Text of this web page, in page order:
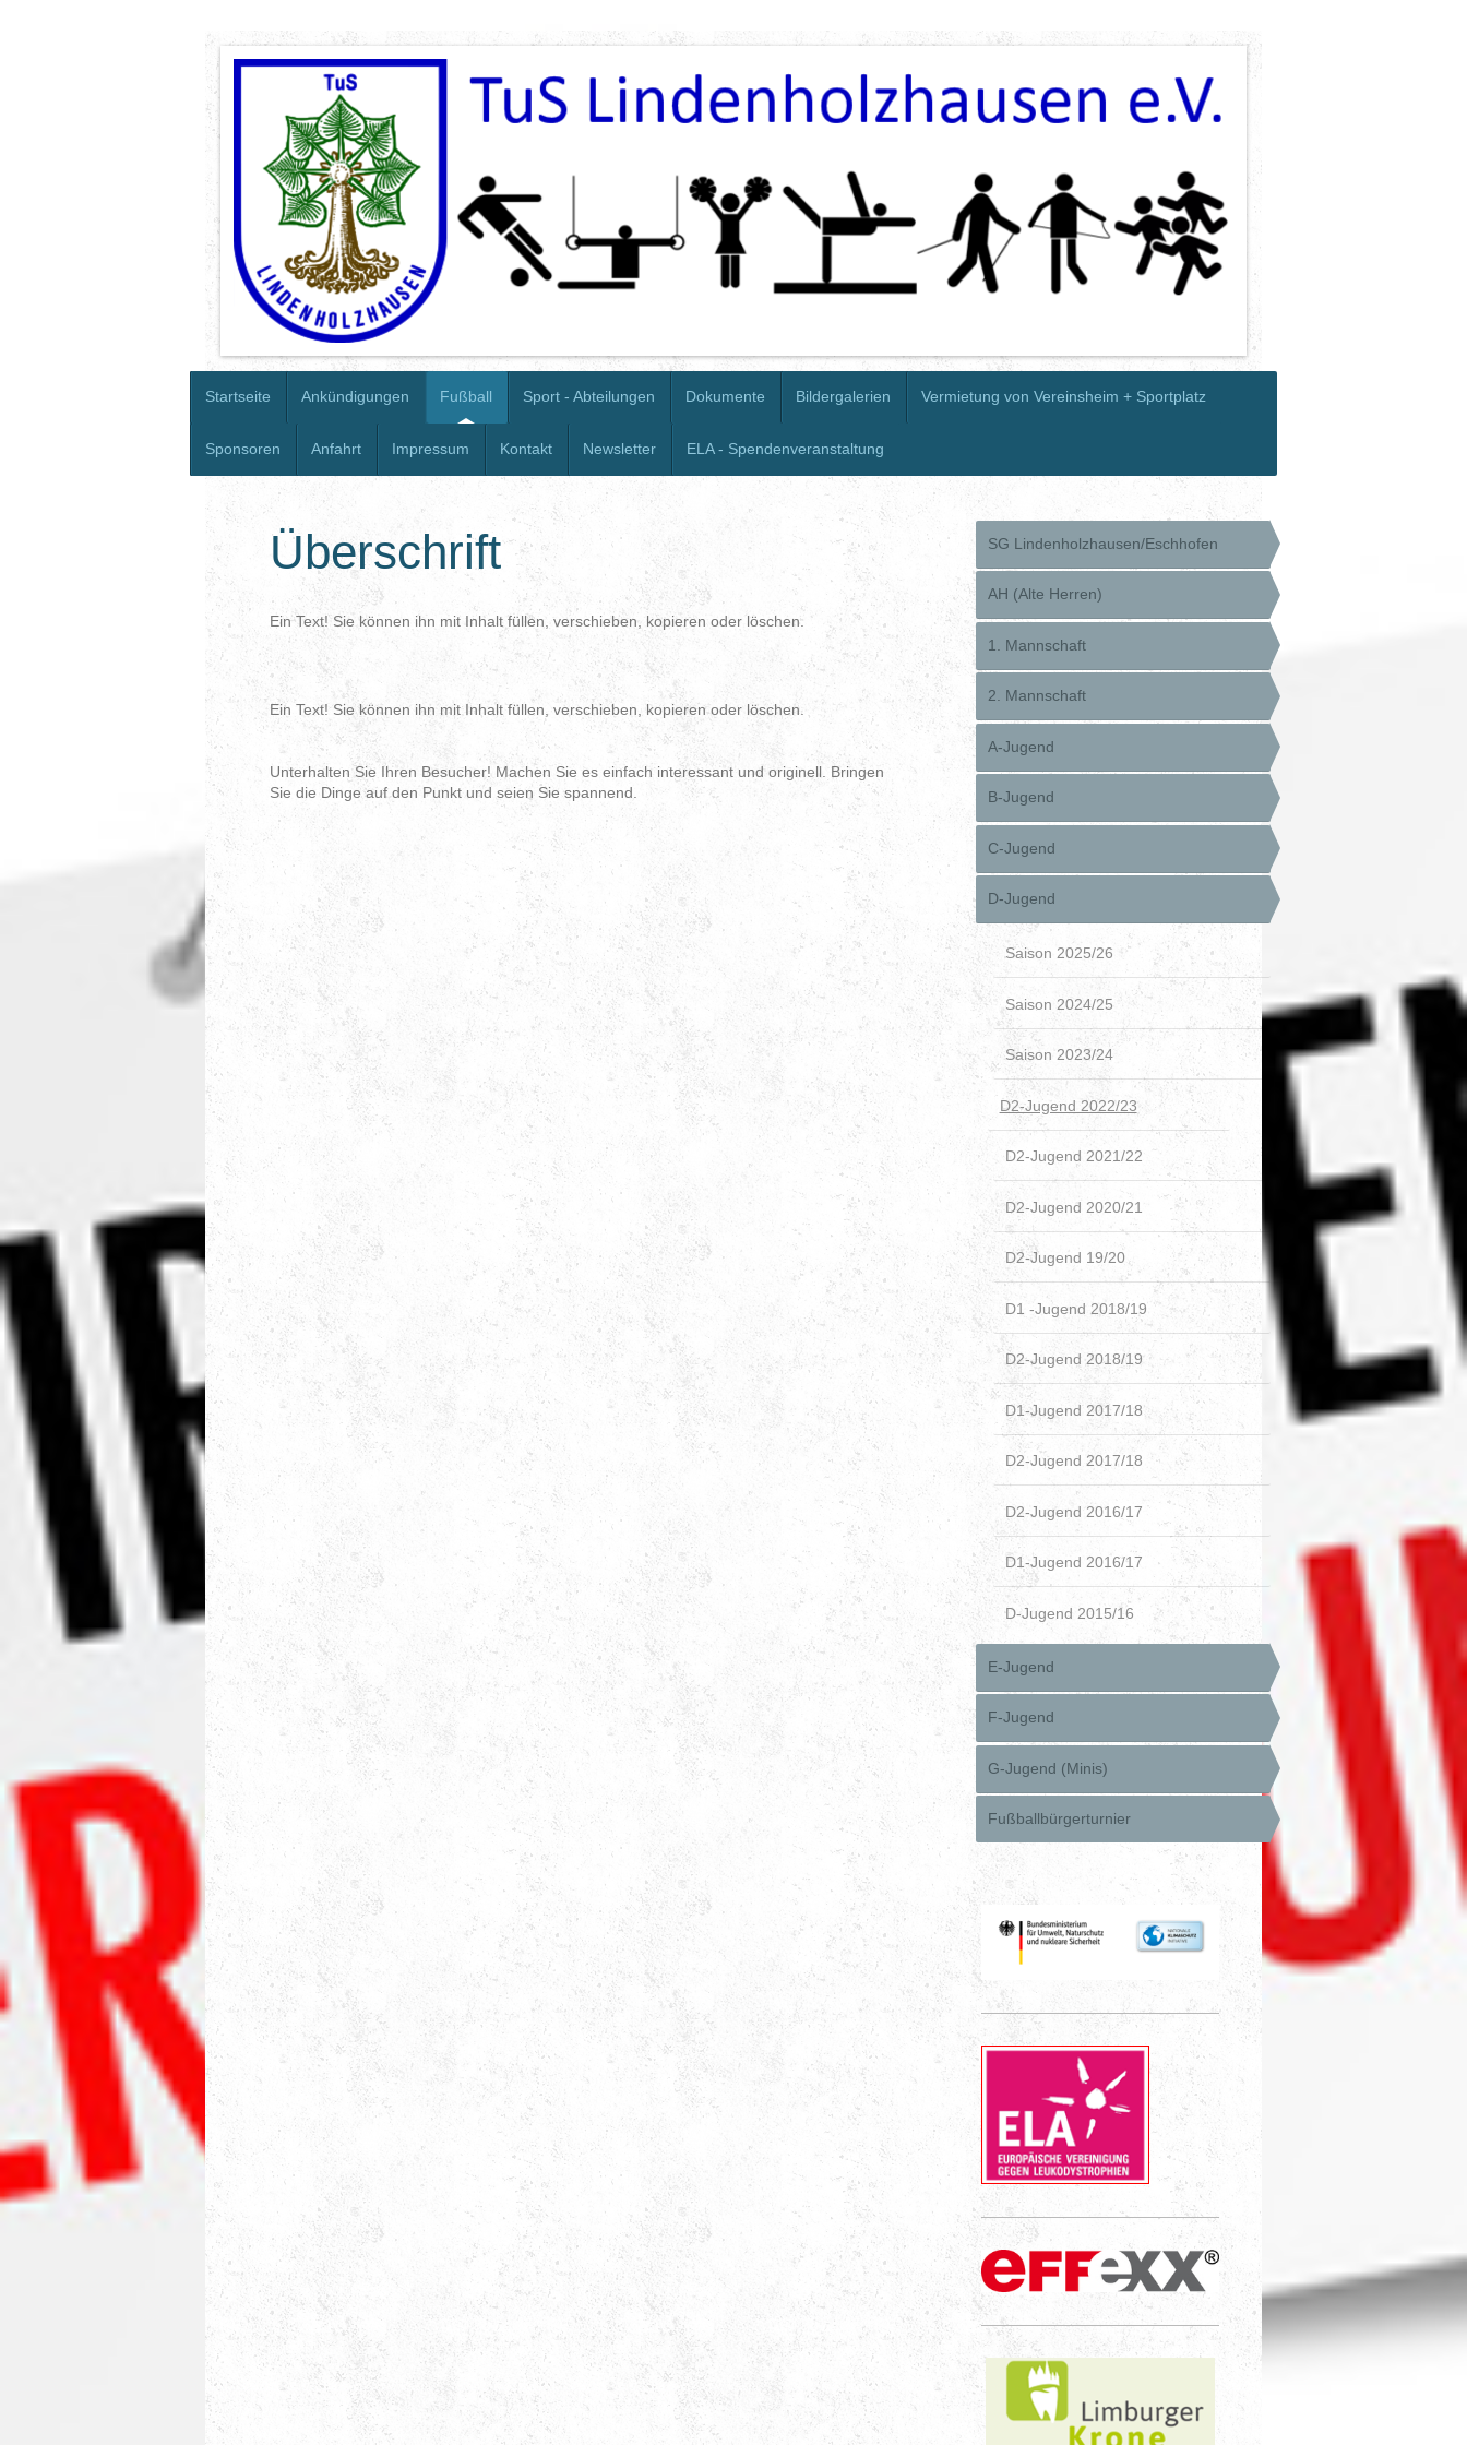
Startseite Ankündigungen Fußball Sport - Abteilungen Dokumente Bildergalerien Vermietung von Vereinsheim + Sportplatz
Sponsoren Anfahrt Impressum Kontakt Newsletter ELA - Spendenveranstaltung
Überschrift
Ein Text! Sie können ihn mit Inhalt füllen, verschieben, kopieren oder löschen.
Ein Text! Sie können ihn mit Inhalt füllen, verschieben, kopieren oder löschen.
Unterhalten Sie Ihren Besucher! Machen Sie es einfach interessant und originell. Bringen
Sie die Dinge auf den Punkt und seien Sie spannend.
SG Lindenholzhausen/Eschhofen
AH (Alte Herren)
1. Mannschaft
2. Mannschaft
A-Jugend
B-Jugend
C-Jugend
D-Jugend
Saison 2025/26
Saison 2024/25
Saison 2023/24
D2-Jugend 2022/23
D2-Jugend 2021/22
D2-Jugend 2020/21
D2-Jugend 19/20
D1 -Jugend 2018/19
D2-Jugend 2018/19
D1-Jugend 2017/18
D2-Jugend 2017/18
D2-Jugend 2016/17
D1-Jugend 2016/17
D-Jugend 2015/16
E-Jugend
F-Jugend
G-Jugend (Minis)
Fußballbürgerturnier